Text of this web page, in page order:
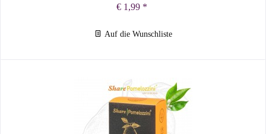
€ 1,99 *
Auf die Wunschliste